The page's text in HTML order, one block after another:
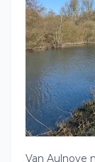
Van Aulnoye